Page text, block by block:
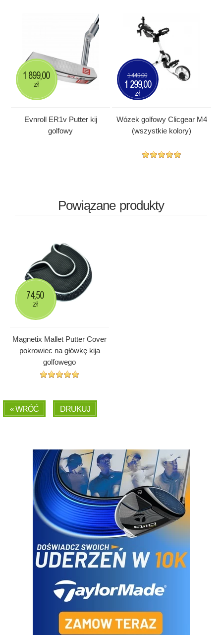
Evnroll ER1v Putter kij
golfowy
1 899,00
zł
Wózek golfowy Clicgear M4
(wszystkie kolory)
1 449,00
1 299,00
zł
Powiązane produkty
Magnetix Mallet Putter Cover
pokrowiec na główkę kija
golfowego
74,50
zł
« WRÓĆ DRUKUJ